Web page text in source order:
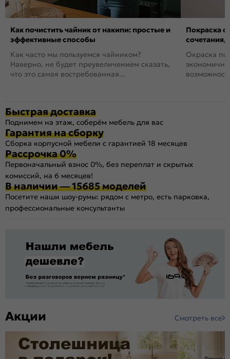
Как почистить чайник от накипи: простые и
эффективные способы
Как часто мы пользуемся чайником?
Наверно, не будет преувеличением сказать,
что это самая востребованная...
Покраска
сочетания,
Окраска
Быстрая доставка
Поднимем на этаж, соберём мебель для вас
Гарантия на сборку
Сборка корпусной мебели с гарантией 18 месяцев
Рассрочка 0%
Первоначальный взнос 0%, без переплат и скрытых
комиссий, на 6 месяцев!
В наличии — 15685 моделей
Посетите наши шоу-румы: рядом с метро, есть парковка,
профессиональные консультанты
Акции Смотреть все